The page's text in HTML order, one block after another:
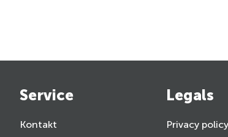
Service
Kontakt
Legals
Privacy policy